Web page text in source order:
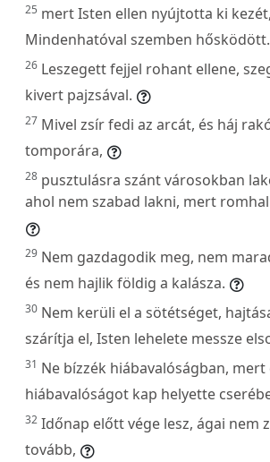
25 mert Isten ellen nyújtotta ki
Mindenhatóval szemben hősködött.
26 Leszegett fejjel rohant ellene,
kivert pajzsával.
27 Mivel zsír fedi az arcát, és háj
tomporára,
28 pusztulásra szánt városokban
ahol nem szabad lakni, mert
29 Nem gazdagodik meg, nem
és nem hajlik földig a kalásza.
30 Nem kerüli el a sötétséget,
szárítja el, Isten lehelete messze
31 Ne bízzék hiábavalóságban, mert
hiábavalóságot kap helyette
32 Időnap előtt vége lesz, ágai nem
tovább,